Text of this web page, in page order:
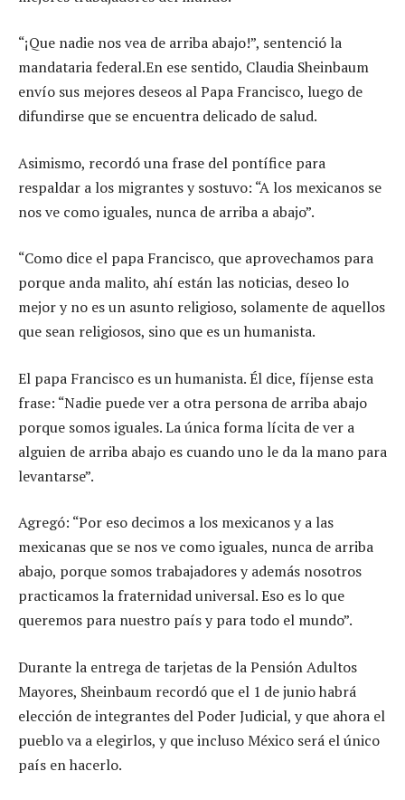
“¡Que nadie nos vea de arriba abajo!”, sentenció la
mandataria federal.En ese sentido, Claudia Sheinbaum
envío sus mejores deseos al Papa Francisco, luego de
difundirse que se encuentra delicado de salud.
Asimismo, recordó una frase del pontífice para
respaldar a los migrantes y sostuvo: “A los mexicanos se
nos ve como iguales, nunca de arriba a abajo”.
“Como dice el papa Francisco, que aprovechamos para
porque anda malito, ahí están las noticias, deseo lo
mejor y no es un asunto religioso, solamente de aquellos
que sean religiosos, sino que es un humanista.
El papa Francisco es un humanista. Él dice, fíjense esta
frase: “Nadie puede ver a otra persona de arriba abajo
porque somos iguales. La única forma lícita de ver a
alguien de arriba abajo es cuando uno le da la mano para
levantarse”.
Agregó: “Por eso decimos a los mexicanos y a las
mexicanas que se nos ve como iguales, nunca de arriba
abajo, porque somos trabajadores y además nosotros
practicamos la fraternidad universal. Eso es lo que
queremos para nuestro país y para todo el mundo”.
Durante la entrega de tarjetas de la Pensión Adultos
Mayores, Sheinbaum recordó que el 1 de junio habrá
elección de integrantes del Poder Judicial, y que ahora el
pueblo va a elegirlos, y que incluso México será el único
país en hacerlo.